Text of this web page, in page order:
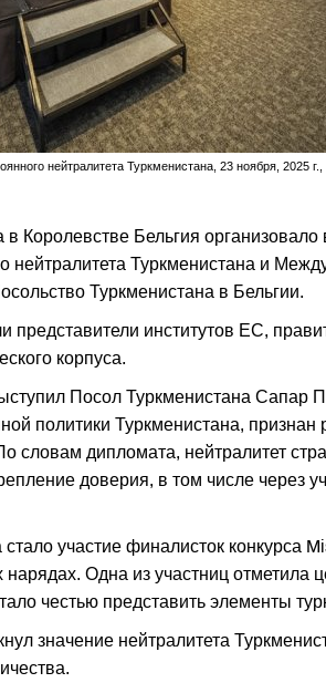
нейтралитета Туркменистана, 23 ноября, 2025
в Королевстве Бельгия
нейтралитета Туркменистана и
Туркменистана в Бельгии.
представители институтов ЕС,
корпуса.
Посол Туркменистана Сапар
политики Туркменистана,
словам дипломата, нейтралитет
доверия, в том числе через
участие финалисток конкурса
Одна из участниц отметила
честью представить элементы
значение нейтралитета